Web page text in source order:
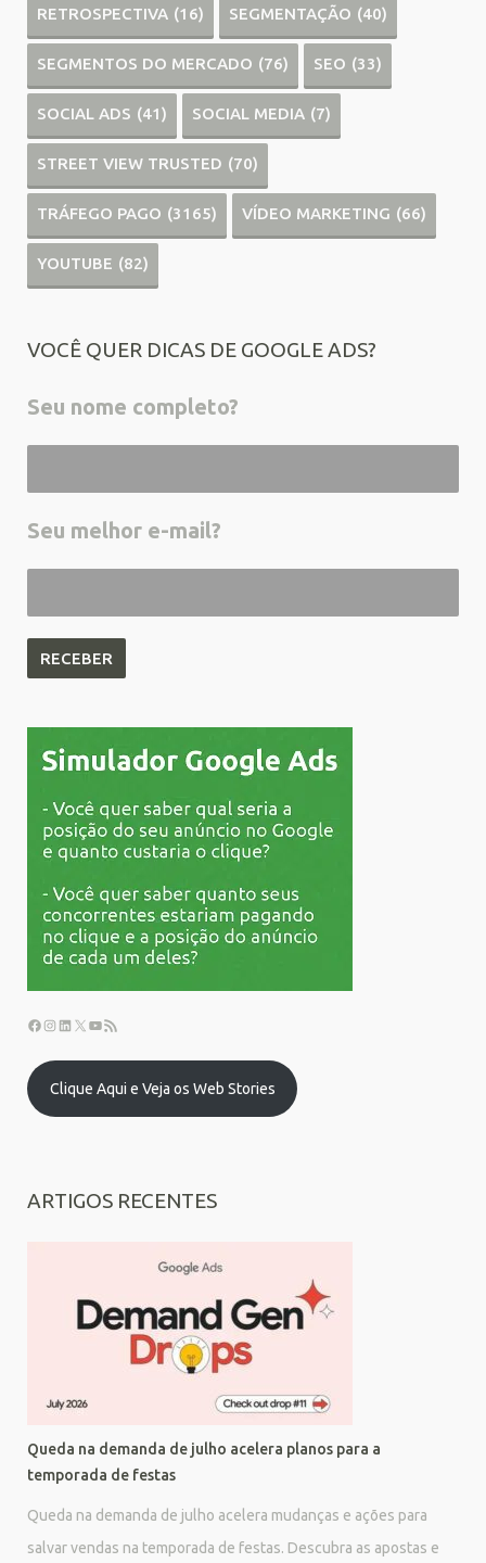
RETROSPECTIVA (16) SEGMENTAÇÃO (40)
SEGMENTOS DO MERCADO (76) SEO (33)
SOCIAL ADS (41) SOCIAL MEDIA (7)
STREET VIEW TRUSTED (70)
TRÁFEGO PAGO (3165) VÍDEO MARKETING (66)
YOUTUBE (82)
VOCÊ QUER DICAS DE GOOGLE ADS?
Seu nome completo?
Seu melhor e-mail?
Clique Aqui e Veja os Web Stories
ARTIGOS RECENTES
Queda na demanda de julho acelera planos para a
temporada de festas
Queda na demanda de julho acelera mudanças e ações para
salvar vendas na temporada de festas. Descubra as apostas e